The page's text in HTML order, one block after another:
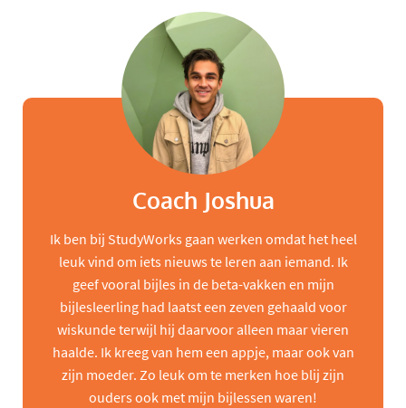
Coach Joshua
Ik ben bij StudyWorks gaan werken omdat het heel
leuk vind om iets nieuws te leren aan iemand. Ik
geef vooral bijles in de beta-vakken en mijn
bijlesleerling had laatst een zeven gehaald voor
wiskunde terwijl hij daarvoor alleen maar vieren
haalde. Ik kreeg van hem een appje, maar ook van
zijn moeder. Zo leuk om te merken hoe blij zijn
ouders ook met mijn bijlessen waren!